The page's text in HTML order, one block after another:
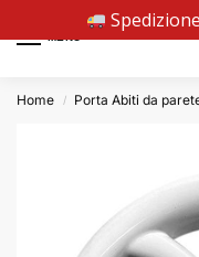
Home / Porta Abiti da